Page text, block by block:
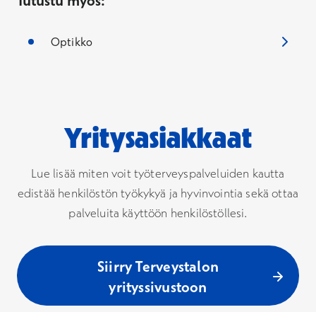
Optikko
Yritysasiakkaat
Lue lisää miten voit työterveyspalveluiden kautta
edistää henkilöstön työkykyä ja hyvinvointia sekä ottaa
palveluita käyttöön henkilöstöllesi.
Siirry Terveystalon
yrityssivustoon